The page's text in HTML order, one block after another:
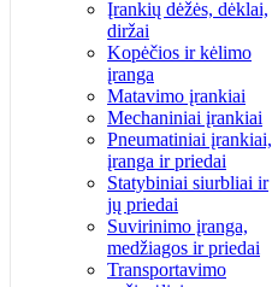
Įrankių dėžės, dėklai,
diržai
Kopėčios ir kėlimo
įranga
Matavimo įrankiai
Mechaniniai įrankiai
Pneumatiniai įrankiai,
įranga ir priedai
Statybiniai siurbliai ir
jų priedai
Suvirinimo įranga,
medžiagos ir priedai
Transportavimo